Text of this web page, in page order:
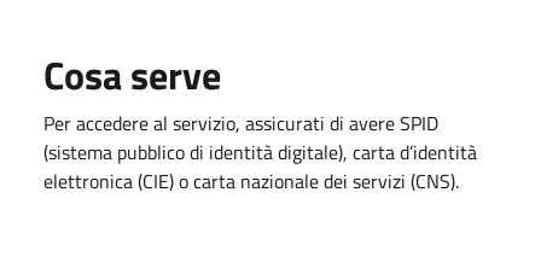
Cosa serve
Per accedere al servizio, assicurati di avere SPID
(sistema pubblico di identità digitale), carta d’identità
elettronica (CIE) o carta nazionale dei servizi (CNS).